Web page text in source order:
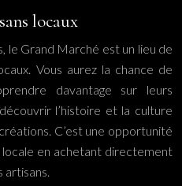
locaux
le Grand Marché est un lieu de
Vous aurez la chance de
davantage sur leurs
l’histoire et la culture
C’est une opportunité
locale en achetant directement
artisans.